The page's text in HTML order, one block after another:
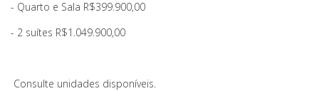
- Quarto e Sala R$399.900,00
- 2 suítes R$1.049.900,00
Consulte unidades disponíveis.